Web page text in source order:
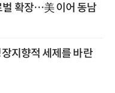
벌 확장…美 이어 동남
지향적 세제를 바란